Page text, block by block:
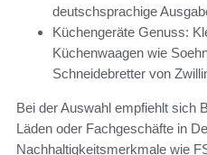
deutschsprachige
Küchengeräte Genuss:
Küchenwaagen wie
Schneidebretter von
Bei der Auswahl empfiehlt sich
Läden oder Fachgeschäfte in
Nachhaltigkeitsmerkmale wie